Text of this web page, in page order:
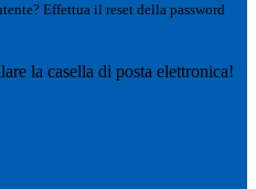
Effettua il reset della password
la casella di posta elettronica!